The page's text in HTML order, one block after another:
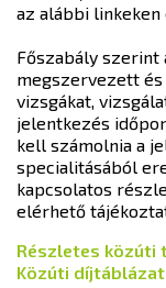
az alábbi linkeken
Főszabály szerint
megszervezett
vizsgákat,
jelentkezés
kell számolnia a
specialitásából
kapcsolatos
elérhető
Részletes közúti
Közúti díjtáblázat